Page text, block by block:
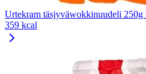
Urtekram täsjyväwokkinuudeli 250g
359 kcal